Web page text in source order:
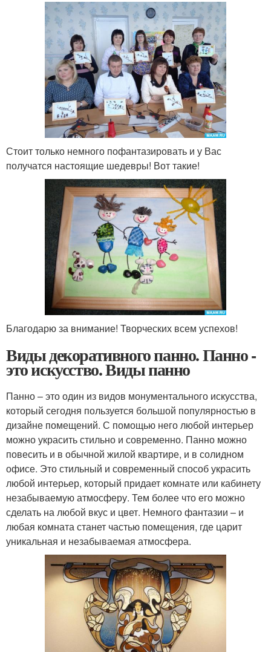
Стоит только немного пофантазировать и у Вас
получатся настоящие шедевры! Вот такие!
Благодарю за внимание! Творческих всем успехов!
Виды декоративного панно. Панно -
это искусство. Виды панно
Панно – это один из видов монументального искусства,
который сегодня пользуется большой популярностью в
дизайне помещений. С помощью него любой интерьер
можно украсить стильно и современно. Панно можно
повесить и в обычной жилой квартире, и в солидном
офисе. Это стильный и современный способ украсить
любой интерьер, который придает комнате или кабинету
незабываемую атмосферу. Тем более что его можно
сделать на любой вкус и цвет. Немного фантазии – и
любая комната станет частью помещения, где царит
уникальная и незабываемая атмосфера.